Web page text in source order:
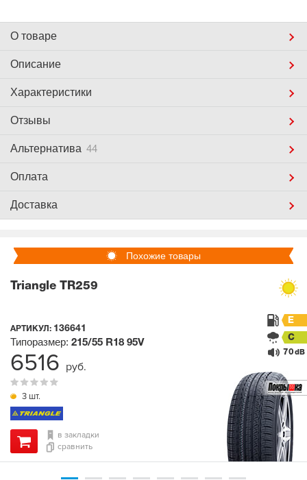
О товаре
Описание
Характеристики
Отзывы
Альтернатива 44
Оплата
Доставка
Похожие товары
Triangle TR259
АРТИКУЛ: 136641
3 шт.
Типоразмер: 215/55 R18 95V
E
C
70 dB
в закладки
сравнить
6516 руб.